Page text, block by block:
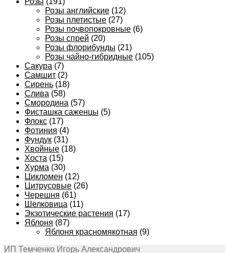
Розы английские (12)
Розы плетистые (27)
Розы почвопокровные (6)
Розы спрей (20)
Розы флорибунды (21)
Розы чайно-гибридные (105)
Сакура (7)
Самшит (2)
Сирень (18)
Слива (58)
Смородина (57)
Фисташка саженцы (5)
Флокс (17)
Фотиния (4)
Фундук (31)
Хвойные (18)
Хоста (15)
Хурма (30)
Цикломен (12)
Цитрусовые (26)
Черешня (61)
Шелковица (11)
Экзотические растения (17)
Яблоня (87)
Яблоня красномякотная (9)
ИП Темченко Игорь Александрович